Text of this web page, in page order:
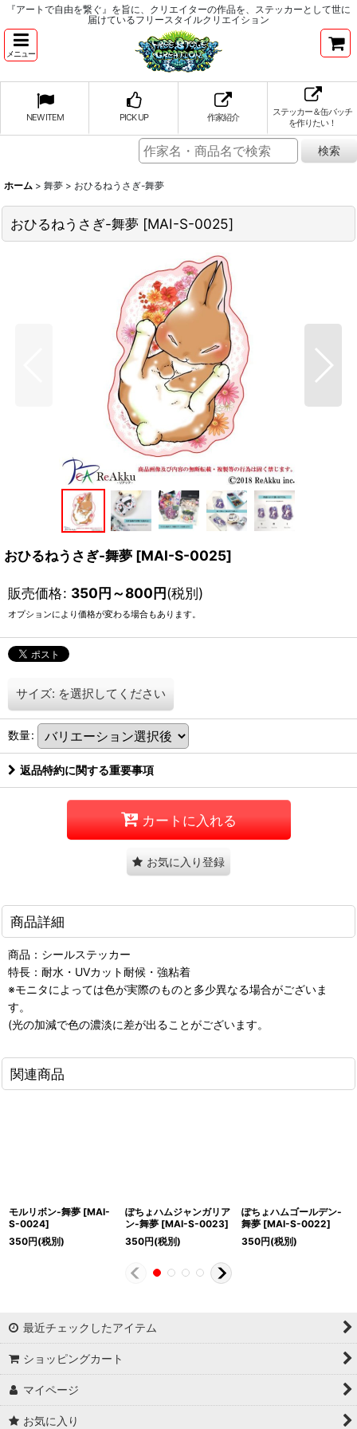
『アートで自由を繋ぐ』を旨に、クリエイターの作品を、ステッカーとして世に
届けているフリースタイルクリエイション
メニュー
NEW ITEM PICK UP 作家紹介
ステッカー＆缶バッチ
を作りたい！
ホーム > 舞夢 > おひるねうさぎ-舞夢
おひるねうさぎ-舞夢 [MAI-S-0025]
おひるねうさぎ-舞夢 [MAI-S-0025]
販売価格: 350円～800円(税別)
オプションにより価格が変わる場合もあります。
サイズ: を選択してください
数量:
返品特約に関する重要事項
カートに入れる
お気に入り登録
商品詳細
商品：シールステッカー
特長：耐水・UVカット耐候・強粘着
※モニタによっては色が実際のものと多少異なる場合がございま
す。
(光の加減で色の濃淡に差が出ることがございます。
関連商品
モルリボン-舞夢 [MAI-
S-0024]
350円(税別)
ぽちょハムジャンガリア
ン-舞夢 [MAI-S-0023]
350円(税別)
ぽちょハムゴールデン-
舞夢 [MAI-S-0022]
350円(税別)
最近チェックしたアイテム
ショッピングカート
マイページ
お気に入り